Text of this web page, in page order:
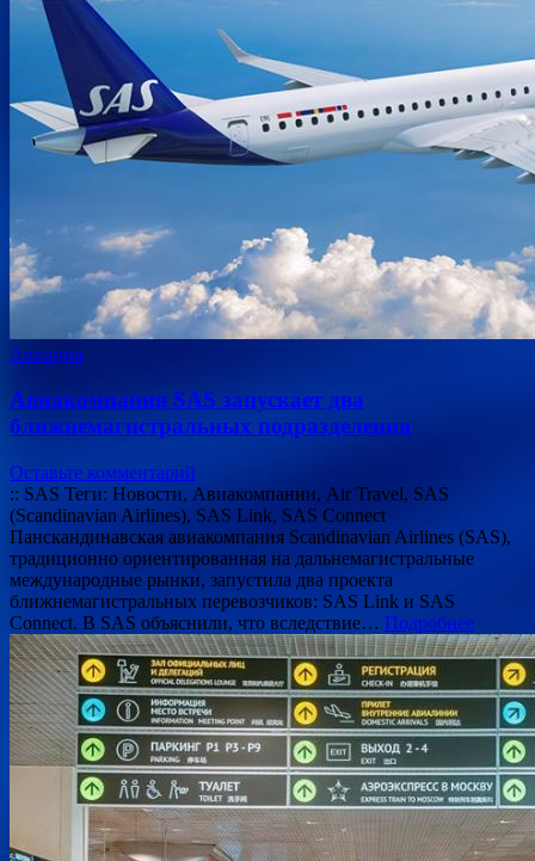
Авиация
Авиакомпания SAS запускает два
ближнемагистральных подразделения
Оставьте комментарий
:: SAS Теги: Новости, Авиакомпании, Air Travel, SAS
(Scandinavian Airlines), SAS Link, SAS Connect
Панскандинавская авиакомпания Scandinavian Airlines (SAS),
традиционно ориентированная на дальнемагистральные
международные рынки, запустила два проекта
ближнемагистральных перевозчиков: SAS Link и SAS
Connect. В SAS объяснили, что вследствие… Подробнее